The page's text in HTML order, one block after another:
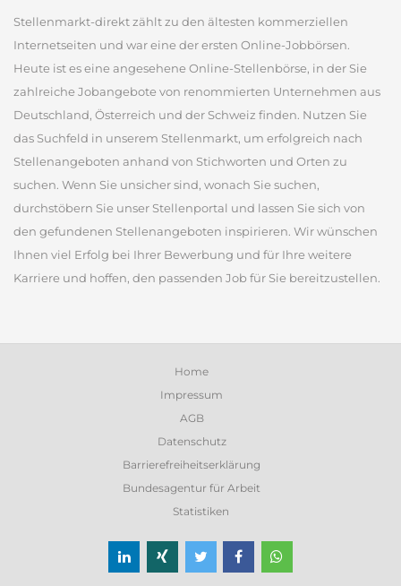
Stellenmarkt-direkt zählt zu den ältesten kommerziellen
Internetseiten und war eine der ersten Online-Jobbörsen.
Heute ist es eine angesehene Online-Stellenbörse, in der Sie
zahlreiche Jobangebote von renommierten Unternehmen aus
Deutschland, Österreich und der Schweiz finden. Nutzen Sie
das Suchfeld in unserem Stellenmarkt, um erfolgreich nach
Stellenangeboten anhand von Stichworten und Orten zu
suchen. Wenn Sie unsicher sind, wonach Sie suchen,
durchstöbern Sie unser Stellenportal und lassen Sie sich von
den gefundenen Stellenangeboten inspirieren. Wir wünschen
Ihnen viel Erfolg bei Ihrer Bewerbung und für Ihre weitere
Karriere und hoffen, den passenden Job für Sie bereitzustellen.
Home
Impressum
AGB
Datenschutz
Barrierefreiheitserklärung
Bundesagentur für Arbeit
Statistiken